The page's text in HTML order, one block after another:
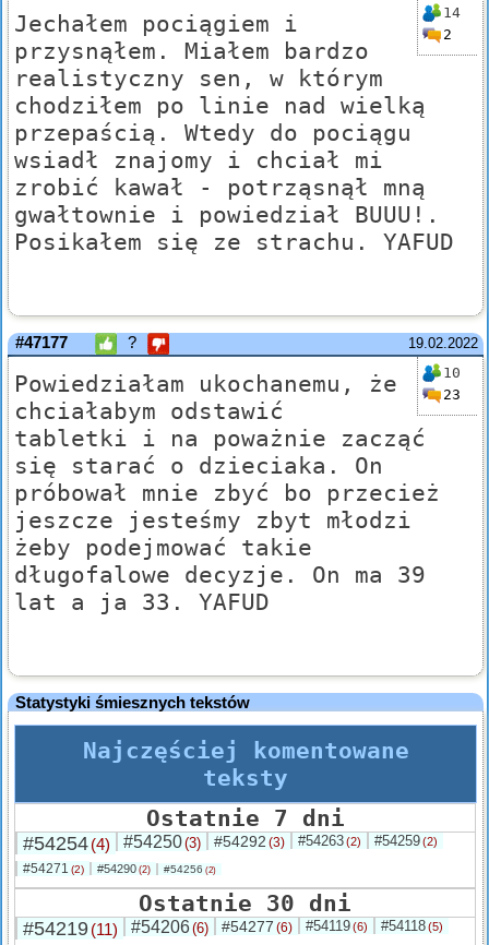
14
2
Jechałem pociągiem i
przysnąłem. Miałem bardzo
realistyczny sen, w którym
chodziłem po linie nad wielką
przepaścią. Wtedy do pociągu
wsiadł znajomy i chciał mi
zrobić kawał - potrząsnął mną
gwałtownie i powiedział BUUU!.
Posikałem się ze strachu. YAFUD
19.02.2022
#47177 ?
10
23
Powiedziałam ukochanemu, że
chciałabym odstawić
tabletki i na poważnie zacząć
się starać o dzieciaka. On
próbował mnie zbyć bo przecież
jeszcze jesteśmy zbyt młodzi
żeby podejmować takie
długofalowe decyzje. On ma 39
lat a ja 33. YAFUD
Statystyki śmiesznych tekstów
Najczęściej komentowane
teksty
Ostatnie 7 dni
#54254(4) #54250(3) #54292 (3) #54263(2) #54259(2)
#54271 (2) #54290 (2) #54256 (2)
Ostatnie 30 dni
#54219(11) #54206(6) #54277 (6) #54119(6) #54118(5)